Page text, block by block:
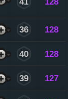
36 128
40 128
39 127